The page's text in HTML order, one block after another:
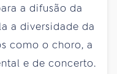
a difusão da
a diversidade da
como o choro, a
e de concerto.